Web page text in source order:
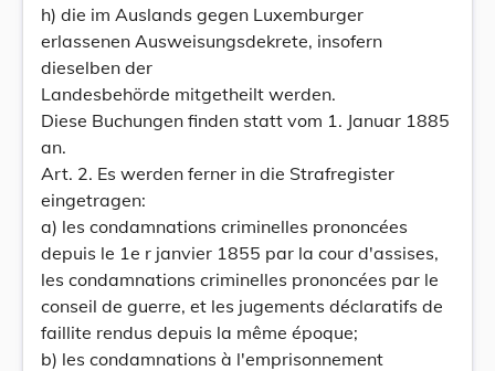
h) die im Auslands gegen Luxemburger
erlassenen Ausweisungsdekrete, insofern
dieselben der
Landesbehörde mitgetheilt werden.
Diese Buchungen finden statt vom 1. Januar 1885
an.
Art. 2. Es werden ferner in die Strafregister
eingetragen:
a) les condamnations criminelles prononcées
depuis le 1e r janvier 1855 par la cour d'assises,
les condamnations criminelles prononcées par le
conseil de guerre, et les jugements déclaratifs de
faillite rendus depuis la même époque;
b) les condamnations à l'emprisonnement